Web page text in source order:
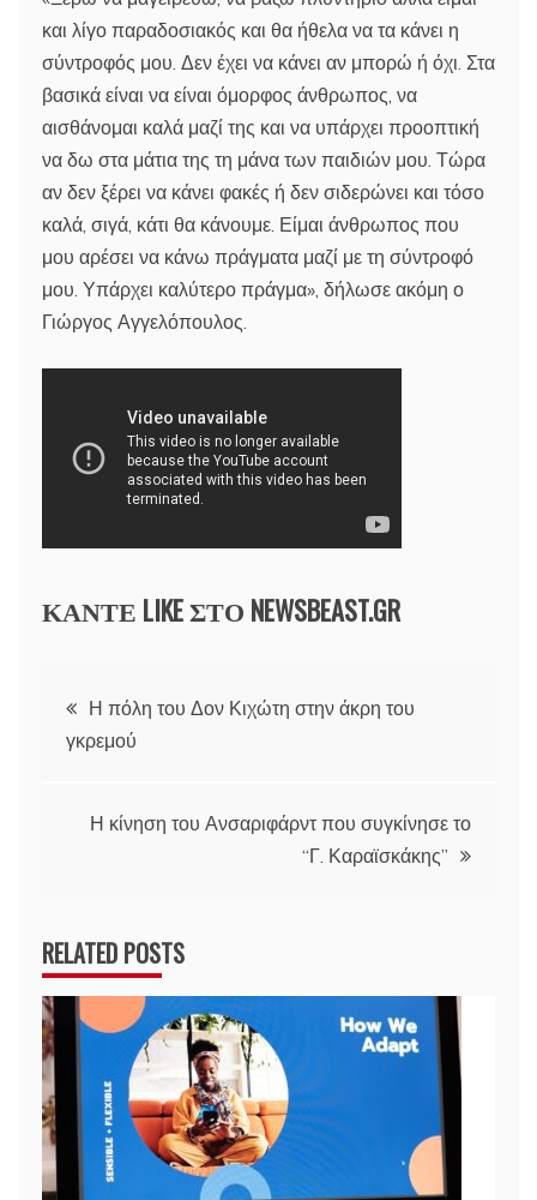
και λίγο παραδοσιακός και θα ήθελα να τα κάνει η
σύντροφός μου. Δεν έχει να κάνει αν μπορώ ή όχι. Στα
βασικά είναι να είναι όμορφος άνθρωπος, να
αισθάνομαι καλά μαζί της και να υπάρχει προοπτική
να δω στα μάτια της τη μάνα των παιδιών μου. Τώρα
αν δεν ξέρει να κάνει φακές ή δεν σιδερώνει και τόσο
καλά, σιγά, κάτι θα κάνουμε. Είμαι άνθρωπος που
μου αρέσει να κάνω πράγματα μαζί με τη σύντροφό
μου. Υπάρχει καλύτερο πράγμα», δήλωσε ακόμη ο
Γιώργος Αγγελόπουλος.
ΚΑΝΤΕ LIKE ΣΤΟ NEWSBEAST.GR
Πλοήγηση
άρθρων
Η πόλη του Δον Κιχώτη στην άκρη του
γκρεμού
Η κίνηση του Ανσαριφάρντ που συγκίνησε το
“Γ. Καραϊσκάκης”
RELATED POSTS